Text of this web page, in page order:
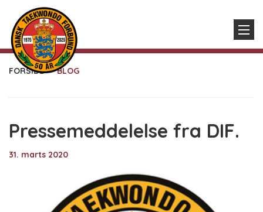
FORSIDE BLOG
Pressemeddelelse fra DIF.
31. marts 2020